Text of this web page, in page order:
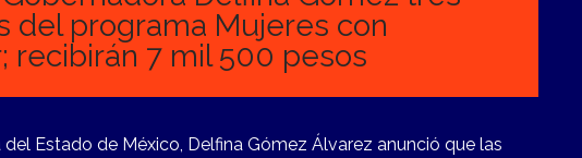
del programa Mujeres con
recibirán 7 mil 500 pesos
Estado de México, Delfina Gómez Álvarez anunció que las